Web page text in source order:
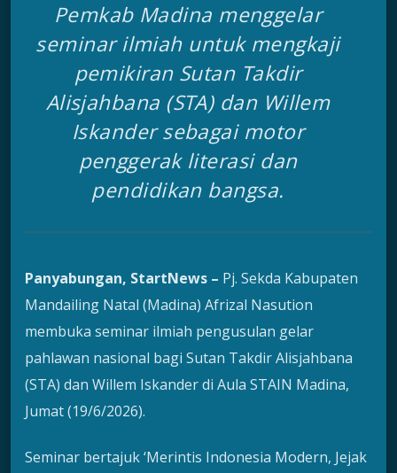
Pemkab Madina menggelar
seminar ilmiah untuk mengkaji
pemikiran Sutan Takdir
Alisjahbana (STA) dan Willem
Iskander sebagai motor
penggerak literasi dan
pendidikan bangsa.
Panyabungan, StartNews – Pj. Sekda Kabupaten
Mandailing Natal (Madina) Afrizal Nasution
membuka seminar ilmiah pengusulan gelar
pahlawan nasional bagi Sutan Takdir Alisjahbana
(STA) dan Willem Iskander di Aula STAIN Madina,
Jumat (19/6/2026).
Seminar bertajuk ‘Merintis Indonesia Modern, Jejak